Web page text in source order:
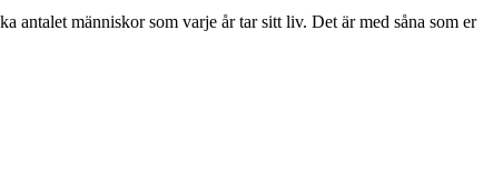
människor som varje år tar sitt liv. Det är med såna som er